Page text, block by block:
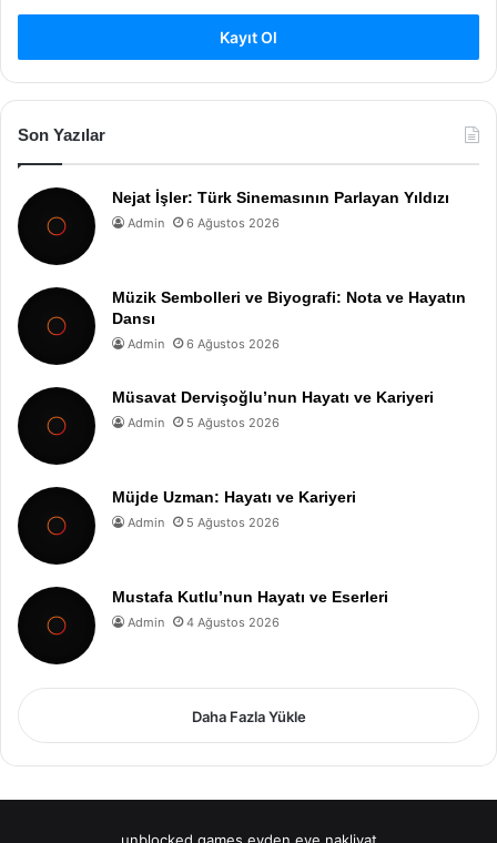
Kayıt Ol
Son Yazılar
Nejat İşler: Türk Sinemasının Parlayan Yıldızı
Admin 6 Ağustos 2026
Müzik Sembolleri ve Biyografi: Nota ve Hayatın
Dansı
Admin 6 Ağustos 2026
Müsavat Dervişoğlu’nun Hayatı ve Kariyeri
Admin 5 Ağustos 2026
Müjde Uzman: Hayatı ve Kariyeri
Admin 5 Ağustos 2026
Mustafa Kutlu’nun Hayatı ve Eserleri
Admin 4 Ağustos 2026
Daha Fazla Yükle
unblocked games evden eve nakliyat